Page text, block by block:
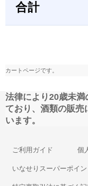
合計
カートページです。
法律により20歳未
ており、酒類の販売
います。
ご利用ガイド 個
いなせりスーパーポイ